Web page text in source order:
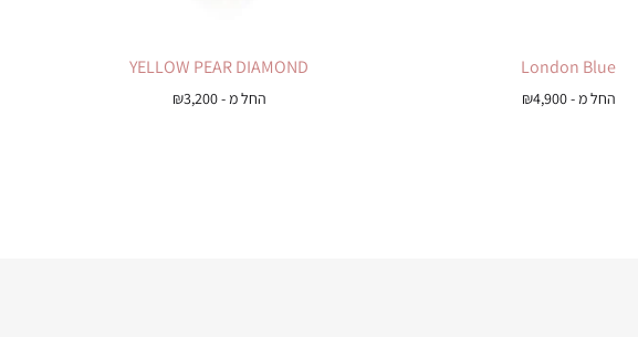
London Blue
החל מ - ₪4,900
YELLOW PEAR DIAMOND
החל מ - ₪3,200